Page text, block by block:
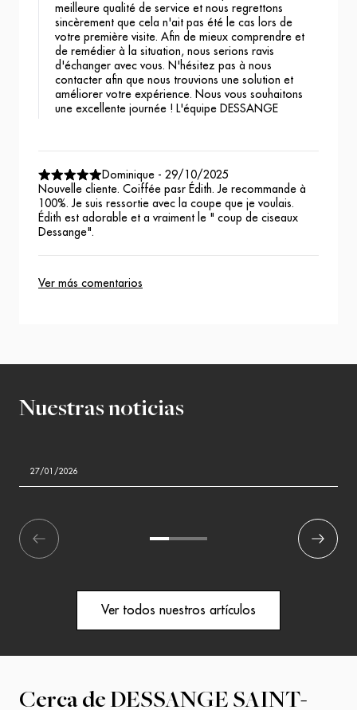
meilleure qualité de service et nous regrettons
sincèrement que cela n'ait pas été le cas lors de
votre première visite. Afin de mieux comprendre et
de remédier à la situation, nous serions ravis
d'échanger avec vous. N'hésitez pas à nous
contacter afin que nous trouvions une solution et
améliorer votre expérience. Nous vous souhaitons
une excellente journée ! L'équipe DESSANGE
Dominique - 29/10/2025
Nouvelle cliente. Coiffée pasr Édith. Je recommande à
100%. Je suis ressortie avec la coupe que je voulais.
Édith est adorable et a vraiment le " coup de ciseaux
Dessange".
Ver más comentarios
Nuestras noticias
27/01/2026
Suivant
Ver todos nuestros artículos
Cerca de DESSANGE SAINT-